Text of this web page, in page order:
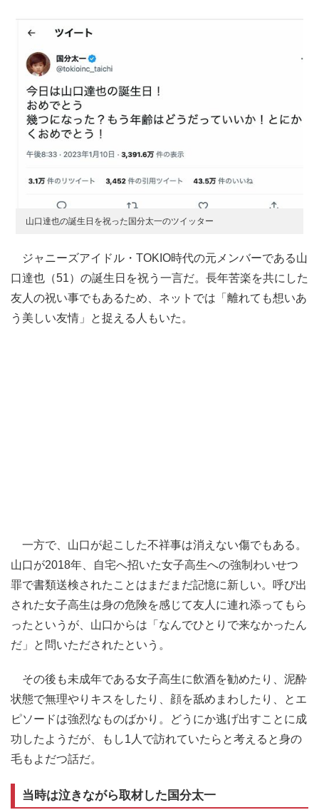
山口達也の誕生日を祝った国分太一のツイッター
ジャニーズアイドル・TOKIO時代の元メンバーである山
口達也（51）の誕生日を祝う一言だ。長年苦楽を共にした
友人の祝い事でもあるため、ネットでは「離れても想いあ
う美しい友情」と捉える人もいた。
一方で、山口が起こした不祥事は消えない傷でもある。
山口が2018年、自宅へ招いた女子高生への強制わいせつ
罪で書類送検されたことはまだまだ記憶に新しい。呼び出
された女子高生は身の危険を感じて友人に連れ添ってもら
ったというが、山口からは「なんでひとりで来なかったん
だ」と問いただされたという。
その後も未成年である女子高生に飲酒を勧めたり、泥酔
状態で無理やりキスをしたり、顔を舐めまわしたり、とエ
ピソードは強烈なものばかり。どうにか逃げ出すことに成
功したようだが、もし1人で訪れていたらと考えると身の
毛もよだつ話だ。
当時は泣きながら取材した国分太一